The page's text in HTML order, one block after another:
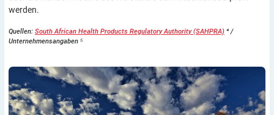
werden.
Quellen: South African Health Products Regulatory Authority (SAHPRA) ⁴ /
Unternehmensangaben ⁵